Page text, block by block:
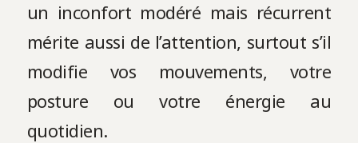
un inconfort modéré mais récurrent
mérite aussi de l’attention, surtout s’il
modifie vos mouvements, votre
posture ou votre énergie au
quotidien.